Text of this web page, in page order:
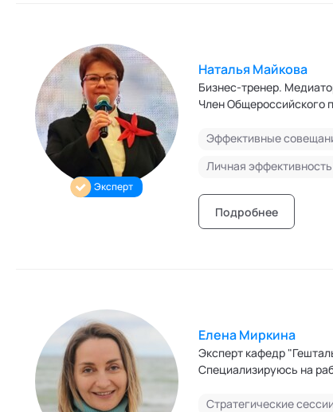
Эксперт
Наталья Майкова
Бизнес-тренер. Медиатор. Фасилитатор. Эксперт
Эффективные
Личная эффективность
Подробнее
Елена Миркина
Эксперт кафедр
Специализируюсь на
Стратегические сессии